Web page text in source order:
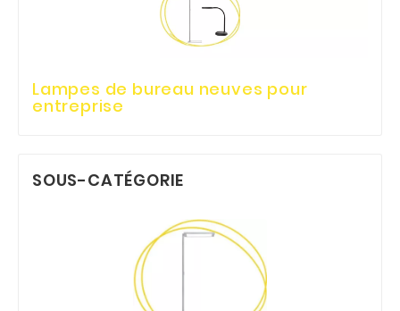
Lampes de bureau neuves pour
entreprise
SOUS-CATÉGORIE